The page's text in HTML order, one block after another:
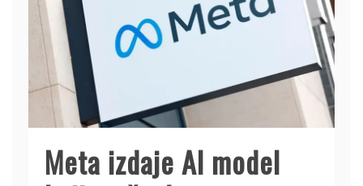
Meta izdaje AI model